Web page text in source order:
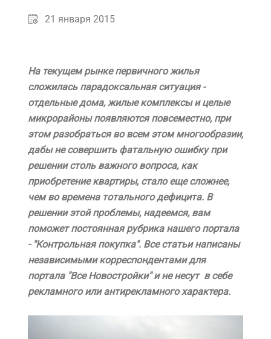
21 января 2015
На текущем рынке первичного жилья
сложилась парадоксальная ситуация -
отдельные дома, жилые комплексы и целые
микрорайоны появляются повсеместно, при
этом разобраться во всем этом многообразии,
дабы не совершить фатальную ошибку при
решении столь важного вопроса, как
приобретение квартиры, стало еще сложнее,
чем во времена тотального дефицита. В
решении этой проблемы, надеемся, вам
поможет постоянная рубрика нашего портала
- "Контрольная покупка". Все статьи написаны
независимыми корреспондентами для
портала "Все Новостройки" и не несут в себе
рекламного или антирекламного характера.